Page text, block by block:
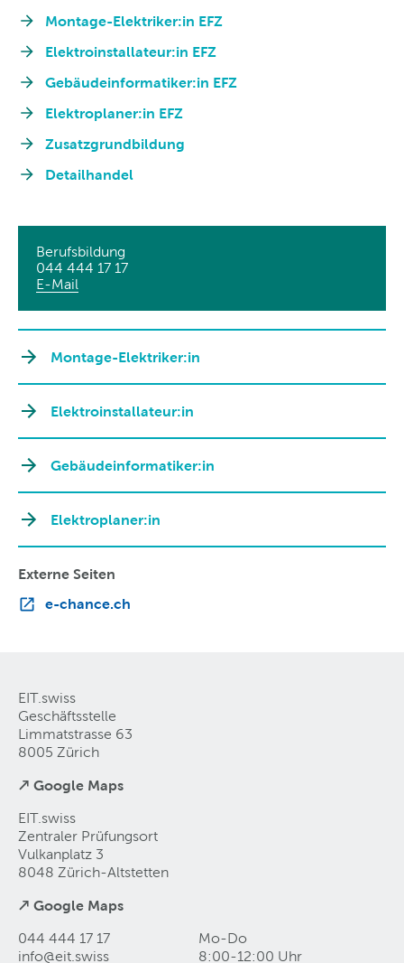
Montage-Elektriker:in EFZ
Elektroinstallateur:in EFZ
Gebäudeinformatiker:in EFZ
Elektroplaner:in EFZ
Zusatzgrundbildung
Detailhandel
Berufsbildung
044 444 17 17
E-Mail
Montage-Elektriker:in
Elektroinstallateur:in
Gebäudeinformatiker:in
Elektroplaner:in
Externe Seiten
e-chance.ch
EIT.swiss
Geschäftsstelle
Limmatstrasse 63
8005 Zürich
↗ Google Maps
EIT.swiss
Zentraler Prüfungsort
Vulkanplatz 3
8048 Zürich-Altstetten
↗ Google Maps
044 444 17 17
info@eit swiss
Mo-Do
8:00-12:00 Uhr